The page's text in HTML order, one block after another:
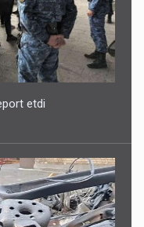
etdi